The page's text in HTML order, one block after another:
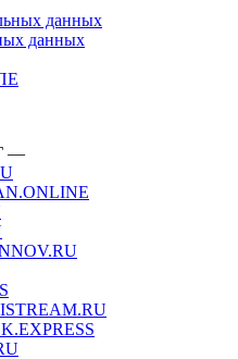
данных
данных
—